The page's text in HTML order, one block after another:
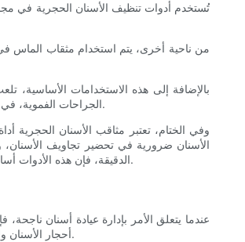
تُستخدم أدوات تنظيف الأسنان الحجرية في
من ناحية أخرى، يتم استخدام مثقاب الماس في
بالإضافة إلى هذه الاستخدامات الأساسية،
الجراحات الفموية، في حين تعد القواطع اللبيّة ضرورية للوصول إلى قنوات الجذر وتشكيلها. من ناحية أخرى، يتم استخدام أدوات تقويم الأسنان لضبط وإنهاء أطقم الأسنان مثل أطقم الأسنان والتيجان.
وفي الختام، تعتبر مثاقب الأسنان
الأسنان ضرورية في تحضير تجاويف الأسنان،
الدقيقة، فإن هذه الأدوات أساسية لتقديم رعاية أسنان عالية الجودة. من خلال فهم الأنواع المختلفة واستخدامات مثقاب حصى الأسنان، يمكن لمحترفي الأسنان تحسين مهاراتهم وتقديم نتائج أفضل لمرضاهم.
عندما يتعلق الأمر بإدارة عيادة أسنان
أحجار الأسنان والمواد الأخرى. في هذا الدليل الأساسي لمثاقب حصى الأسنان، سنستكشف كل ما تحتاج إلى معرفته حول هذه الأدوات الأساسية، من أنواعها المختلفة إلى استخداماتها وصيانتها.